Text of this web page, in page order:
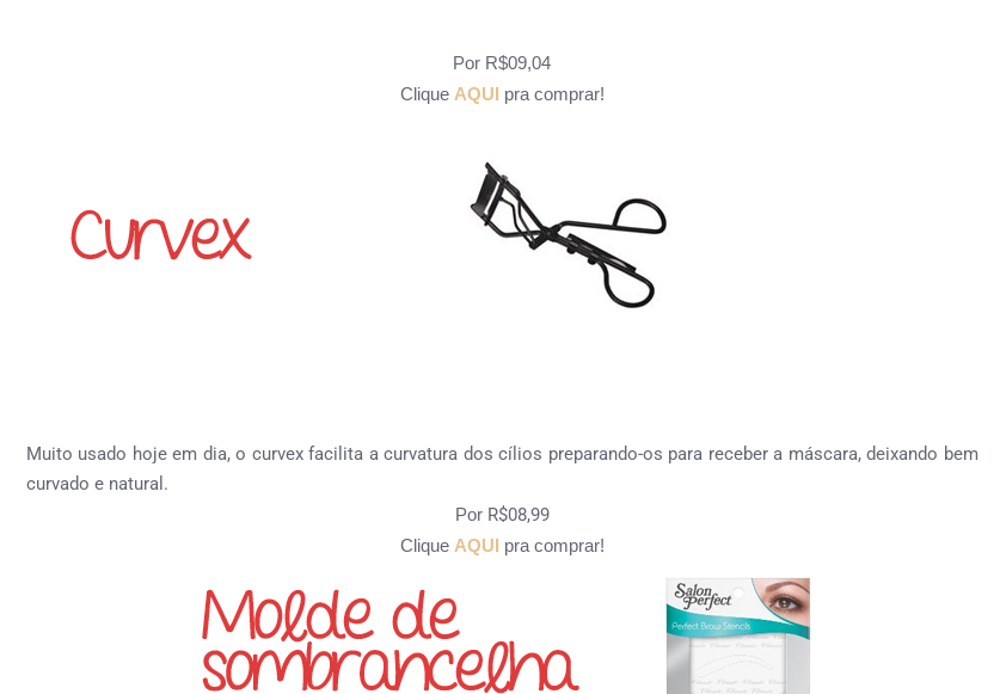
Por R$09,04
Clique AQUI pra comprar!
Muito usado hoje em dia, o curvex facilita a curvatura dos cílios preparando-os para receber a máscara, deixando bem
curvado e natural.
Por R$08,99
Clique AQUI pra comprar!